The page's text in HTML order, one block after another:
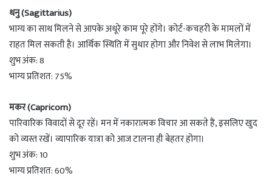
धनु (Sagittarius)
भाग्य का साथ मिलने से आपके अधूरे काम पूरे होंगे। कोर्ट-कचहरी के मामलों में
राहत मिल सकती है। आर्थिक स्थिति में सुधार होगा और निवेश से लाभ मिलेगा।
शुभ अंक: 8
भाग्य प्रतिशत: 75%
मकर (Capricorn)
पारिवारिक विवादों से दूर रहें। मन में नकारात्मक विचार आ सकते हैं, इसलिए खुद
को व्यस्त रखें। व्यापारिक यात्रा को आज टालना ही बेहतर होगा।
शुभ अंक: 10
भाग्य प्रतिशत: 60%